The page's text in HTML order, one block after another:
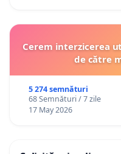
Cerem interzicerea
de către
5 274 semnături
68 Semnături / 7 zile
17 May 2026